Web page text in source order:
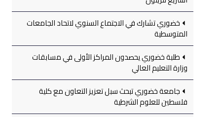
خضوري تشارك في الاجتماع السنوي لاتحاد الجامعات
المتوسطية
طلبة خضوري يحصدون المراكز الأولى في مسابقات
وزارة التعليم العالي
جامعة خضوري تبحث سبل تعزيز التعاون مع كلية
فلسطين للعلوم الشرطية